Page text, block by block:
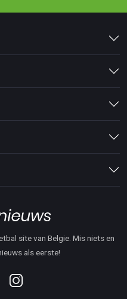
site van Belgie. Mis niets en
als eerste!